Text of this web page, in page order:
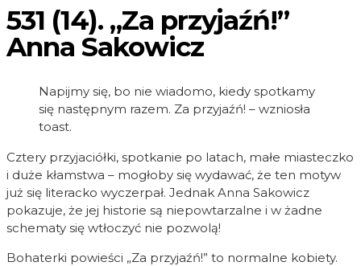
531 (14). „Za przyjaźń!”
Anna Sakowicz
Napijmy się, bo nie wiadomo, kiedy spotkamy
się następnym razem. Za przyjaźń! – wzniosła
toast.
Cztery przyjaciółki, spotkanie po latach, małe miasteczko
i duże kłamstwa – mogłoby się wydawać, że ten motyw
już się literacko wyczerpał. Jednak Anna Sakowicz
pokazuje, że jej historie są niepowtarzalne i w żadne
schematy się wtłoczyć nie pozwolą!
Bohaterki powieści „Za przyjaźń!” to normalne kobiety.